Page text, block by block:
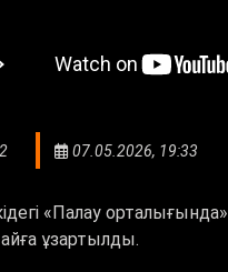
07.05.2026, 19:33
«Палау орталығында»
ұзартылды.